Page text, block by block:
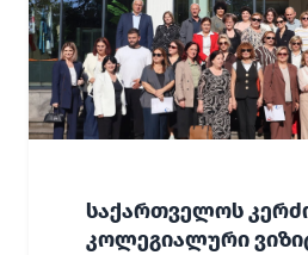
საქართველოს
კოლეგიალური